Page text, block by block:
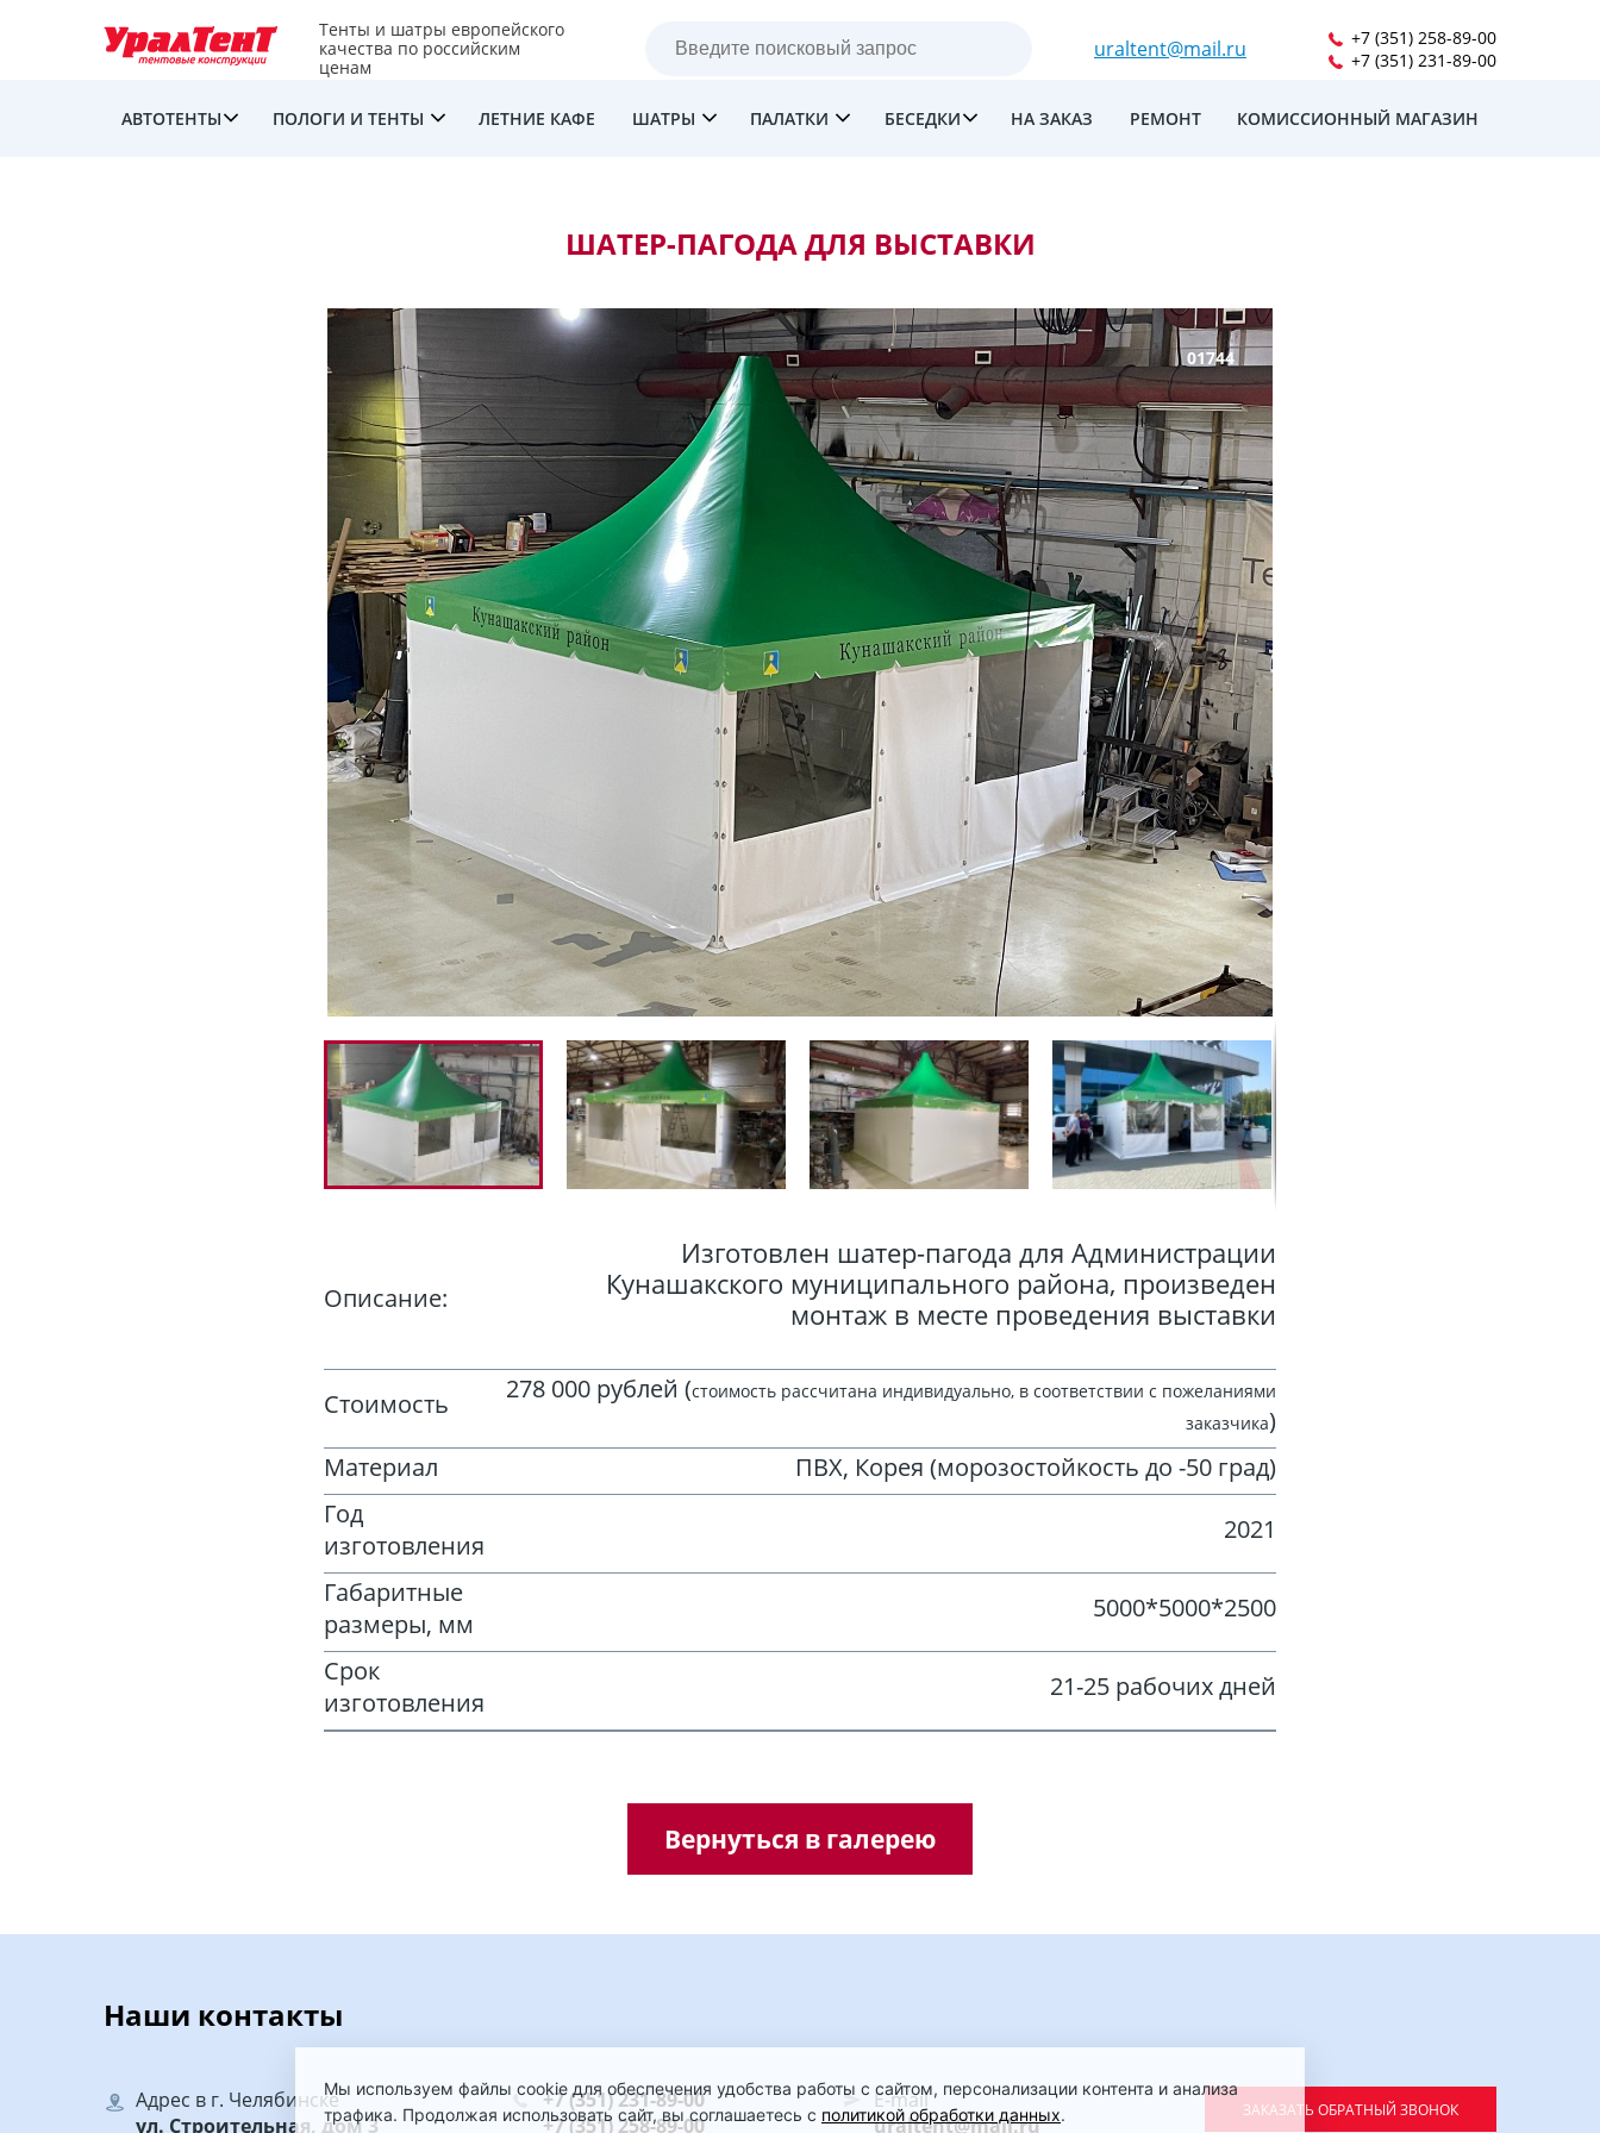
Тенты и шатры европейского
качества по российским
ценам
uraltent@mail.ru
+7 (351) 258-89-00
+7 (351) 231-89-00
АВТОТЕНТЫ ПОЛОГИ И ТЕНТЫ ЛЕТНИЕ КАФЕ ШАТРЫ ПАЛАТКИ БЕСЕДКИ НА ЗАКАЗ РЕМОНТ КОМИССИОННЫЙ МАГАЗИН
ШАТЕР-ПАГОДА ДЛЯ ВЫСТАВКИ
01744
Описание:
Изготовлен шатер-пагода для Администрации
Кунашакского муниципального района, произведен
монтаж в месте проведения выставки
Стоимость 278 000 рублей (стоимость рассчитана индивидуально, в соответствии с пожеланиями
заказчика)
Материал
ПВХ, Корея (морозостойкость до -50 град)
Год
изготовления
2021
Габаритные
размеры, мм
5000*5000*2500
Срок
изготовления
21-25 рабочих дней
Вернуться в галерею
Наши контакты
Адрес в г. Челябинске
ул. Строительная, дом 3
+7 (351) 231-89-00
+7 (351) 258-89-00
E-mail
uraltent@mail.ru
ЗАКАЗАТЬ ОБРАТНЫЙ ЗВОНОК
Мы используем файлы cookie для обеспечения удобства работы с сайтом, персонализации контента и анализа
трафика. Продолжая использовать сайт, вы соглашаетесь с политикой обработки данных.